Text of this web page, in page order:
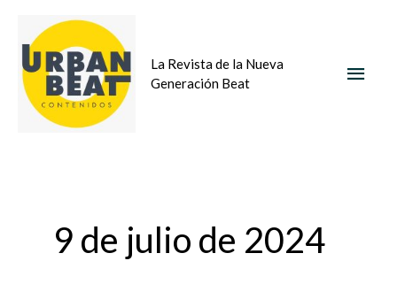
contenido
La Revista de la Nueva
Generación Beat
9 de julio de 2024